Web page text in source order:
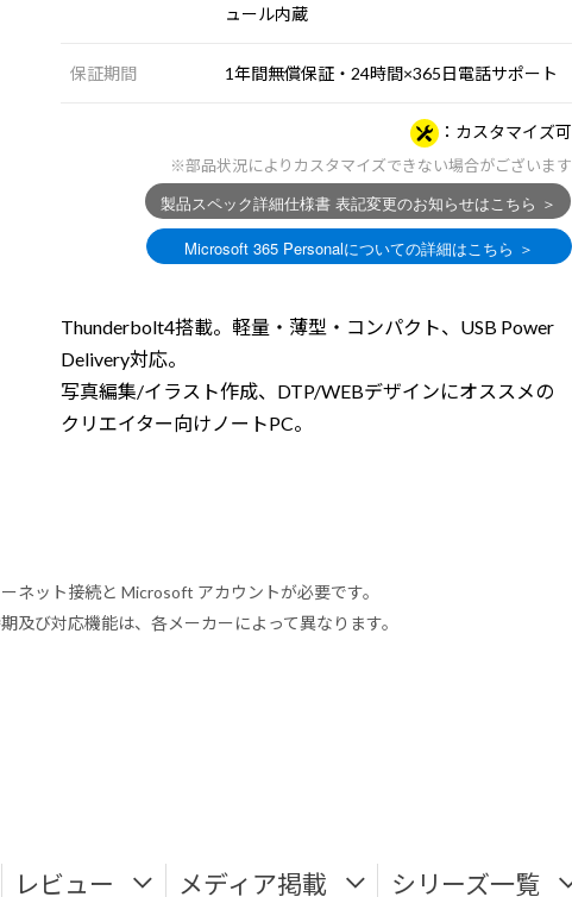
ュール内蔵
保証期間 1年間無償保証・24時間×365日電話サポート
カスタマイズ可
※部品状況によりカスタマイズできない場合がございます
Thunderbolt4搭載。軽量・薄型・コンパクト、USB Power
Delivery対応。
写真編集/イラスト作成、DTP/WEBデザインにオススメの
クリエイター向けノートPC。
ット接続と Microsoft アカウントが必要です。
び対応機能は、各メーカーによって異なります。
レビュー メディア掲載 シリーズ一覧